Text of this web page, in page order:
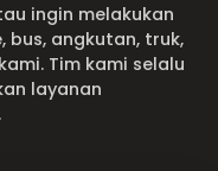
ingin melakukan
bus, angkutan, truk,
Tim kami selalu
layanan